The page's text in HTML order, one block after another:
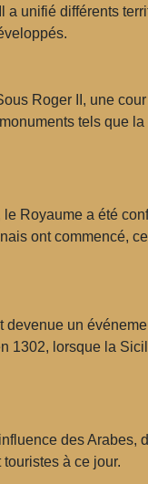
unifié différents
Roger II, une
tels que
Royaume a été
ont commencé,
un
1302, lorsque la
des Arabes,
à ce jour.